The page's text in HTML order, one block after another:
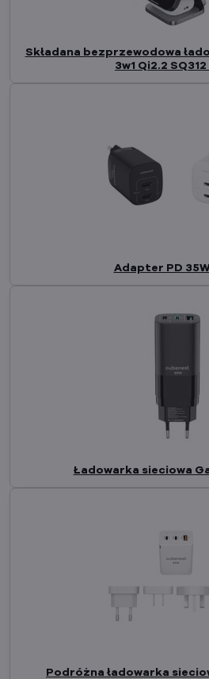
Składana bezprzewodowa
3w1 Qi2.2
Adapter PD 35W
Ładowarka sieciowa
Podróżna ładowarka